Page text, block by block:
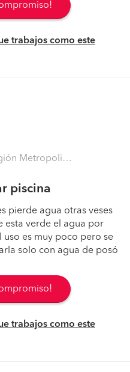
trabajos como este
- Maipo)
piscina
pierde agua otras veses
esta verde el agua por
es muy poco pero se
solo con agua de posó
trabajos como este